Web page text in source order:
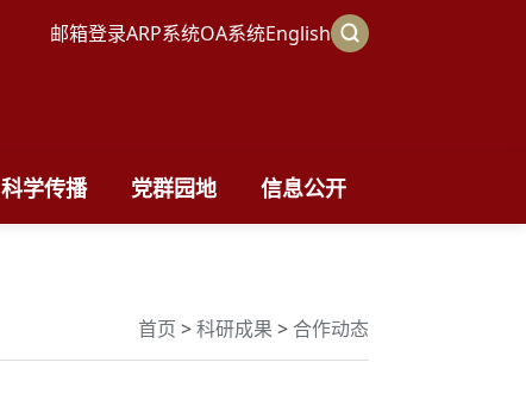
邮箱登录ARP系统OA系统English
科学传播 党群园地 信息公开
首页 >科研成果 > 合作动态